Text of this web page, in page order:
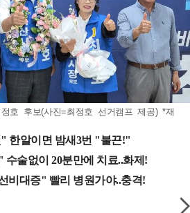
호 후보(사진=최정호 선거캠프 제공) *재